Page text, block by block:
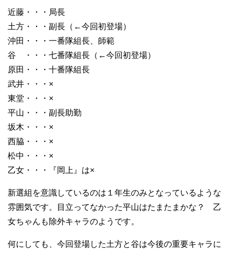
近藤・・・局長
土方・・・副長（←今回初登場）
沖田・・・一番隊組長、師範
谷 ・・・七番隊組長（←今回初登場）
原田・・・十番隊組長
武井・・・×
東堂・・・×
平山・・・副長助勤
坂木・・・×
西脇・・・×
松中・・・×
乙女・・・『岡上』は×
新選組を意識しているのは１年生のみとなっているような
雰囲気です。目立ってなかった平山はたまたまかな？ 乙
女ちゃんも除外キャラのようです。
何にしても、今回登場した土方と谷は今後の重要キャラに